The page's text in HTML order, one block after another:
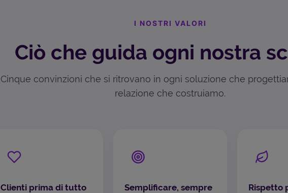
I NOSTRI VALORI
Ciò che guida ogni nostra
Cinque convinzioni che si ritrovano in ogni soluzione che
relazione che costruiamo.
Clienti prima di tutto Semplificare, sempre
Rispetto